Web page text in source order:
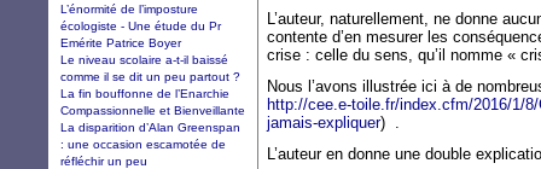
L’auteur, naturellement, ne donne
contente d’en mesurer les
crise : celle du sens, qu’il nomme «
Nous l’avons illustrée ici à de
http://cee.e-toile.fr/index.cfm/2016/1/
jamais-expliquer) .
L’auteur en donne une double
L’énormité de l’imposture
écologiste - Une étude du Pr
Emérite Patrice Boyer
Le niveau scolaire a-t-il baissé
comme il se dit un peu partout ?
La fin bouffonne de l’Enarchie
Compassionnelle et Bienveillante
La disparition d’Alan Greenspan
: une occasion escamotée de
réfléchir un peu